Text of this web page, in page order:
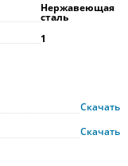
Нержавеющая
сталь
1
Скачать
Скачать